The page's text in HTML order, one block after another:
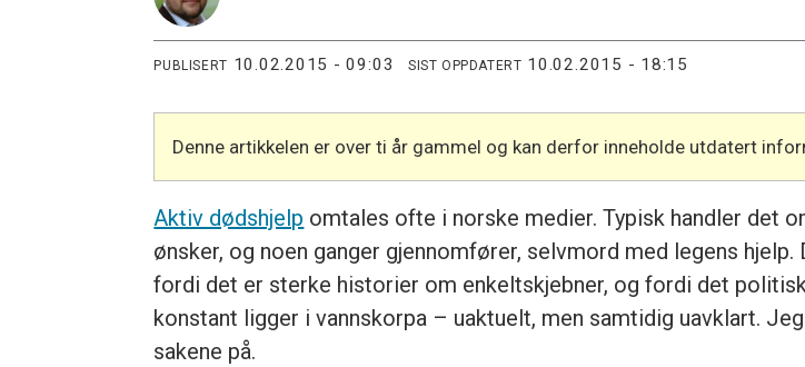
PUBLISERT 10.02.2015 - 09:03 SIST OPPDATERT 10.02.2015 - 18:15
Denne artikkelen er over ti år gammel og kan derfor inneholde utdatert
Aktiv dødshjelp omtales ofte i norske medier. Typisk handler det
ønsker, og noen ganger gjennomfører, selvmord med legens
fordi det er sterke historier om enkeltskjebner, og fordi det
konstant ligger i vannskorpa – uaktuelt, men samtidig uavklart.
sakene på.